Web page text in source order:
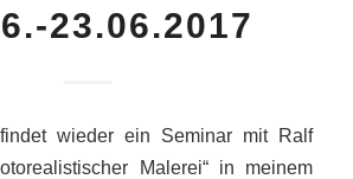
23.06.2017
wieder ein Seminar mit Ralf
Malerei“ in meinem